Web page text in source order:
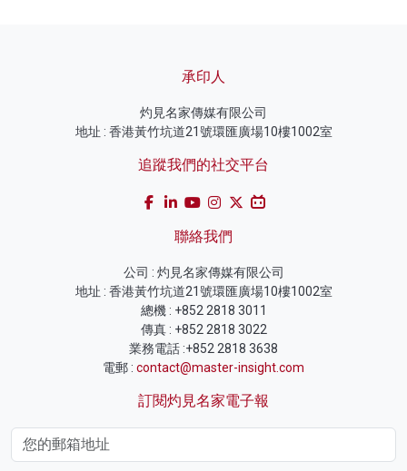
承印人
灼見名家傳媒有限公司
地址 : 香港黃竹坑道21號環匯廣場10樓1002室
追蹤我們的社交平台
聯絡我們
公司 : 灼見名家傳媒有限公司
地址 : 香港黃竹坑道21號環匯廣場10樓1002室
總機 : +852 2818 3011
傳真 : +852 2818 3022
業務電話 :+852 2818 3638
電郵 : contact@master-insight.com
訂閱灼見名家電子報